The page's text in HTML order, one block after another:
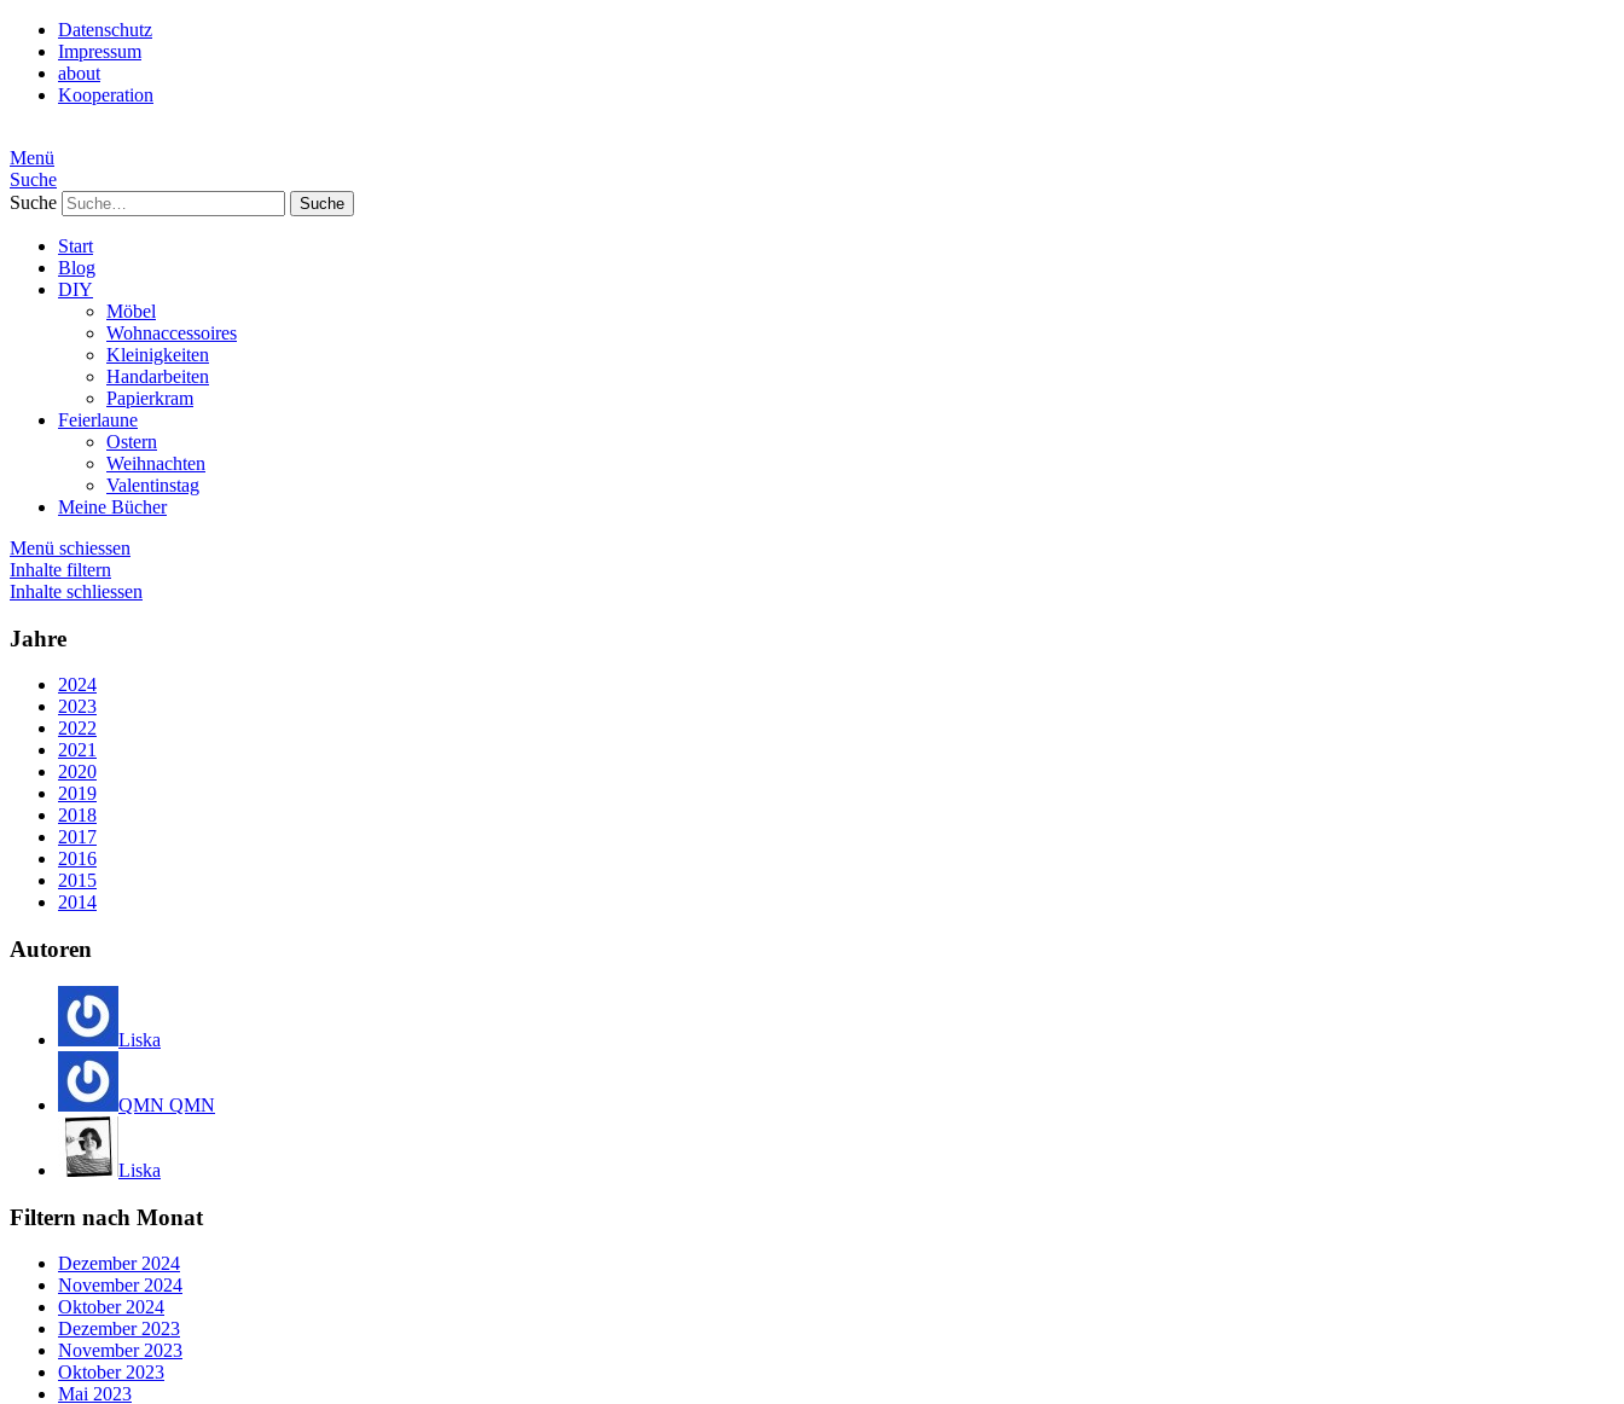
Datenschutz
Impressum
about
Kooperation
Menü
Suche
Suche
Start
Blog
DIY
Möbel
Wohnaccessoires
Kleinigkeiten
Handarbeiten
Papierkram
Feierlaune
Ostern
Weihnachten
Valentinstag
Meine Bücher
Menü schiessen
Inhalte filtern
Inhalte schliessen
Jahre
2024
2023
2022
2021
2020
2019
2018
2017
2016
2015
2014
Autoren
Liska
QMN QMN
Liska
Filtern nach Monat
Dezember 2024
November 2024
Oktober 2024
Dezember 2023
November 2023
Oktober 2023
Mai 2023